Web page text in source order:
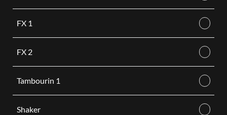
FX 1
FX 2
Tambourin 1
Shaker